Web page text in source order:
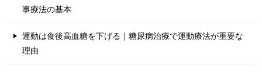
事療法の基本
運動は食後高血糖を下げる｜糖尿病治療で運動療法が重要な
理由